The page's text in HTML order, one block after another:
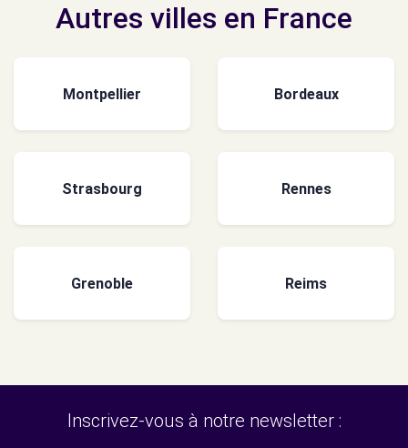
Autres villes en France
Montpellier Bordeaux
Strasbourg Rennes
Grenoble Reims
Inscrivez-vous à notre newsletter :